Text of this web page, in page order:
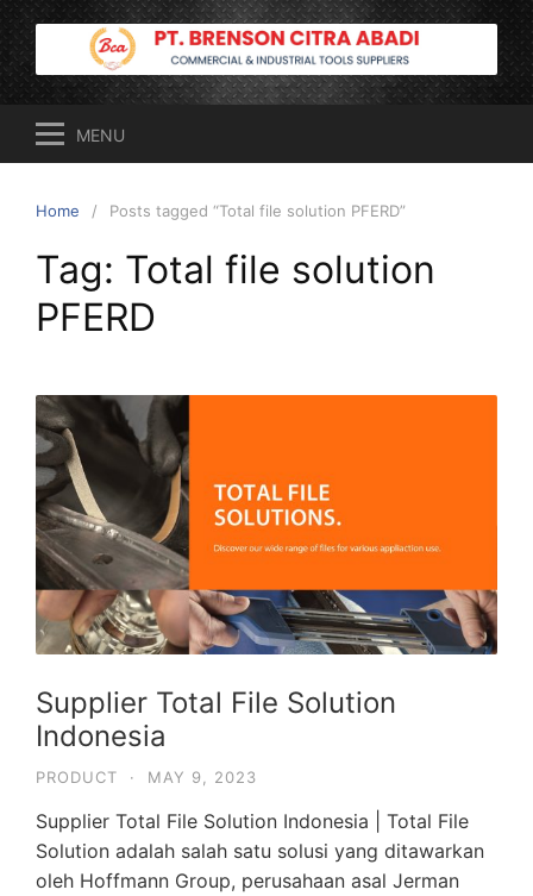
Skip
content
MENU
Home Posts tagged “Total file solution PFERD”
Tag: Total file solution
PFERD
Supplier Total File Solution
Indonesia
PRODUCT · MAY 9, 2023
Supplier Total File Solution Indonesia | Total File
Solution adalah salah satu solusi yang ditawarkan
oleh Hoffmann Group, perusahaan asal Jerman